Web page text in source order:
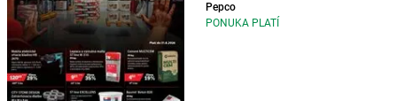
Pepco
PONUKA PLATÍ